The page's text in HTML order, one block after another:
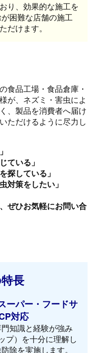
り、効果的な施工を
困難な店舗の施工
だけます。
食品工場・食品倉庫・
が、ネズミ・害虫によ
、製品を消費者へ届け
ただけるように尽力し
ている」
探している」
対策をしたい」
ぜひお気軽にお問い合
長
ーパー・フードサ
対応
知識と経験が強み
プ）を十分に理解し
除を実施します。